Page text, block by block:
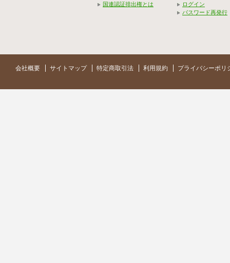
国連認証排出権とは
ログイン
パスワード再発行
会社概要 サイトマップ 特定商取引法 利用規約 プライバシーポリ